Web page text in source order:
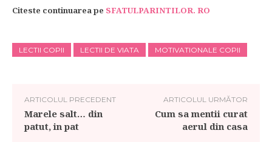
Citeste continuarea pe SFATULPARINTILOR. RO
LECTII COPII LECTII DE VIATA MOTIVATIONALE COPII
ARTICOLUL PRECEDENT
Marele salt… din
patut, in pat
ARTICOLUL URMĂTOR
Cum sa mentii curat
aerul din casa